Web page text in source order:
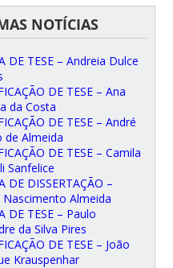
NOTÍCIAS
DE TESE – Andreia Dulce
DE TESE – Ana
da Costa
DE TESE – André
de Almeida
DE TESE – Camila
Sanfelice
DE DISSERTAÇÃO –
Nascimento Almeida
DE TESE – Paulo
da Silva Pires
DE TESE – João
Krauspenhar